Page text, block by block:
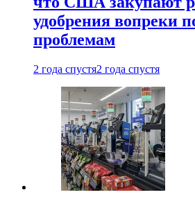
удобрения вопреки
проблемам
2 года спустя2 года спустя